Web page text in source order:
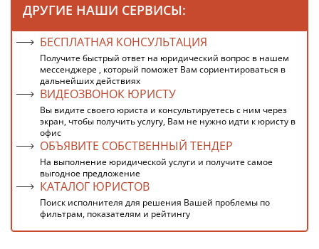
ДРУГИЕ НАШИ СЕРВИСЫ:
БЕСПЛАТНАЯ КОНСУЛЬТАЦИЯ
Получите быстрый ответ на юридический вопрос в нашем
мессенджере , который поможет Вам сориентироваться в
дальнейших действиях
ВИДЕОЗВОНОК ЮРИСТУ
Вы видите своего юриста и консультируетесь с ним через
экран, чтобы получить услугу, Вам не нужно идти к юристу в
офис
ОБЪЯВИТЕ СОБСТВЕННЫЙ ТЕНДЕР
На выполнение юридической услуги и получите самое
выгодное предложение
КАТАЛОГ ЮРИСТОВ
Поиск исполнителя для решения Вашей проблемы по
фильтрам, показателям и рейтингу